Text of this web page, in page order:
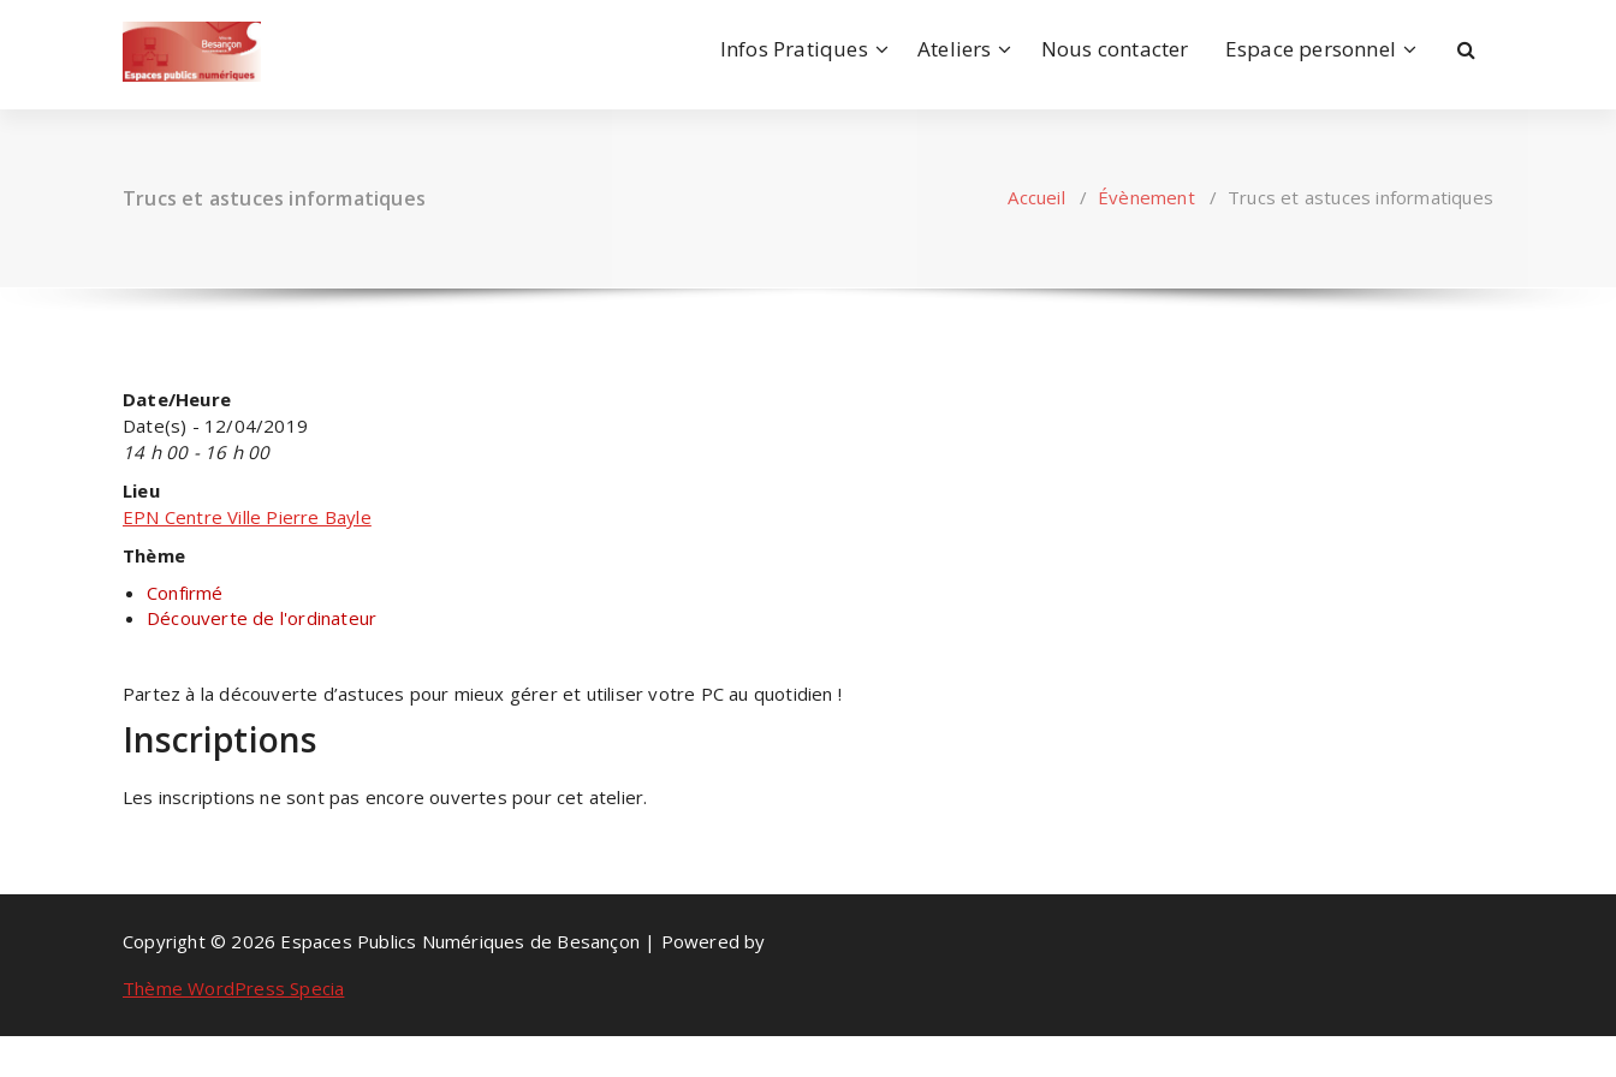
Infos Pratiques Ateliers Nous contacter Espace personnel
Trucs et astuces informatiques Accueil / Évènement/ Trucs et astuces informatiques
Date/Heure
Date(s) - 12/04/2019
14 h 00 - 16 h 00
Lieu
EPN Centre Ville Pierre Bayle
Thème
Confirmé
Découverte de l'ordinateur
Partez à la découverte d’astuces pour mieux gérer et utiliser votre PC au quotidien !
Inscriptions
Les inscriptions ne sont pas encore ouvertes pour cet atelier.
Copyright © 2026 Espaces Publics Numériques de Besançon | Powered by
Thème WordPress Specia